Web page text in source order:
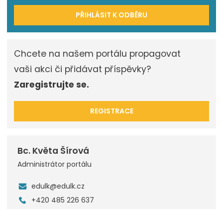
PŘIHLÁSIT K ODBĚRU
Chcete na našem portálu propagovat
vaši akci či přidávat příspěvky?
Zaregistrujte se.
REGISTRACE
Bc. Květa Šírová
Administrátor portálu
edulk@edulk.cz
+420 485 226 637